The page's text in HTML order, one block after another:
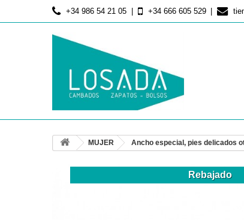
+34 986 54 21 05 +34 666 605 529
MUJER Ancho especial, pies delicados
Rebajado